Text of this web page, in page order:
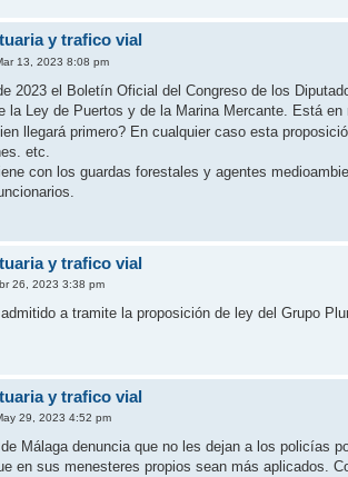
y trafico vial
13, 2023 8:08 pm
2023 el Boletín Oficial del Congreso de los
la Ley de Puertos y de la Marina Mercante. Está
llegará primero? En cualquier caso esta
etc.
con los guardas forestales y agentes
y trafico vial
26, 2023 3:38 pm
a tramite la proposición de ley del Grupo
y trafico vial
29, 2023 4:52 pm
Málaga denuncia que no les dejan a los policías
en sus menesteres propios sean más aplicados.